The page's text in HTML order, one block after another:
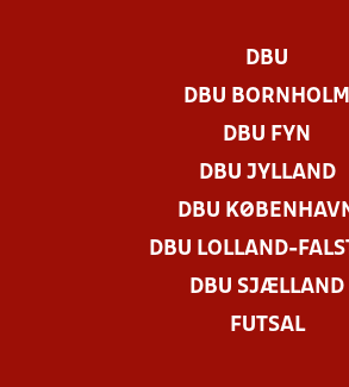
DBU
DBU BORNHOLM
DBU FYN
DBU JYLLAND
DBU
DBU LOLLAND-
DBU SJÆLLAND
FUTSAL